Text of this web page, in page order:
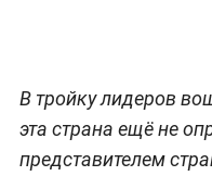
В тройку лидеров
эта страна ещё не
представителем